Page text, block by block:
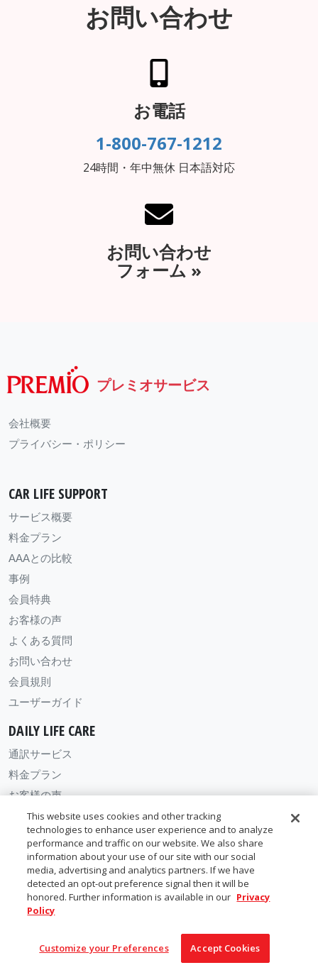
お問い合わせ
お電話
1-800-767-1212
24時間・年中無休 日本語対応
お問い合わせ
フォーム »
This website uses cookies and other tracking
technologies to enhance user experience and to analyze
performance and traffic on our website. We also share
information about your use of our site with our social
media, advertising and analytics partners. If we have
detected an opt-out preference signal then it will be
honored. Further information is available in our Privacy
Policy
Customize your Preferences Accept Cookies